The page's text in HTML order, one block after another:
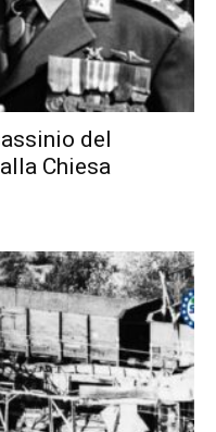
del
Chiesa